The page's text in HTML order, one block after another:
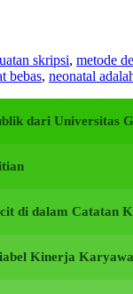
skripsi, metode
bebas, neonatal
dari Universitas
di dalam Catatan
Kinerja